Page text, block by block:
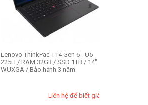
Lenovo ThinkPad T14 Gen 6 - U5
225H / RAM 32GB / SSD 1TB / 14"
WUXGA / Bảo hành 3 năm
Liên hệ để biết giá